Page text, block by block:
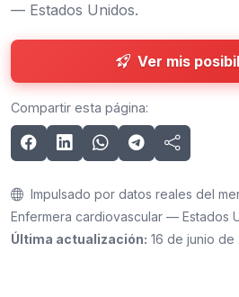
— Estados Unidos.
Ver mis
Compartir esta página:
Impulsado por datos reales del
Enfermera cardiovascular — Estados
Última actualización: 16 de junio de